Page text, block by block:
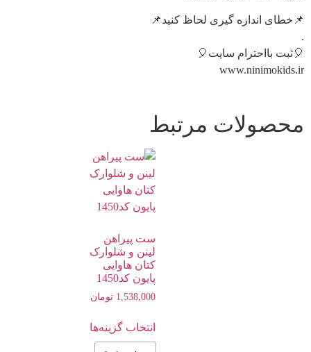
📌خطای اندازه گیری لحاظ کنید📌
.
🎈ثبت بااحترام سایت🎈
www.ninimokids.ir
محصولات مرتبط
ست پیراهن
لینن و شلوارک
کتان هاوایی
پایون کد1450
1,538,000 تومان
انتخاب گزینه‌ها